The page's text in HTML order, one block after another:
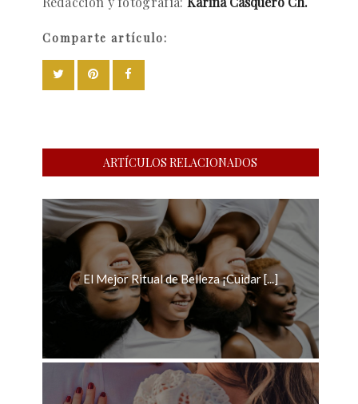
Comparte artículo:
ARTÍCULOS RELACIONADOS
El Mejor Ritual de Belleza ¡Cuidar [...]